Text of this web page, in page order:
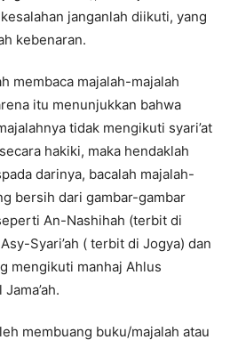
janganlah diikuti, yang
kebenaran.
membaca majalah-majalah
itu menunjukkan bahwa
tidak mengikuti syari’at
hakiki, maka hendaklah
darinya, bacalah majalah-
bersih dari gambar-gambar
An-Nashihah (terbit di
Syari’ah ( terbit di Jogya) dan
mengikuti manhaj Ahlus
membuang buku/majalah atau